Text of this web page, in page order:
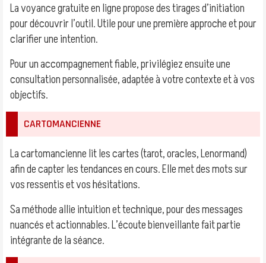
La voyance gratuite en ligne propose des tirages d’initiation
pour découvrir l’outil. Utile pour une première approche et pour
clarifier une intention.
Pour un accompagnement fiable, privilégiez ensuite une
consultation personnalisée, adaptée à votre contexte et à vos
objectifs.
CARTOMANCIENNE
La cartomancienne lit les cartes (tarot, oracles, Lenormand)
afin de capter les tendances en cours. Elle met des mots sur
vos ressentis et vos hésitations.
Sa méthode allie intuition et technique, pour des messages
nuancés et actionnables. L’écoute bienveillante fait partie
intégrante de la séance.